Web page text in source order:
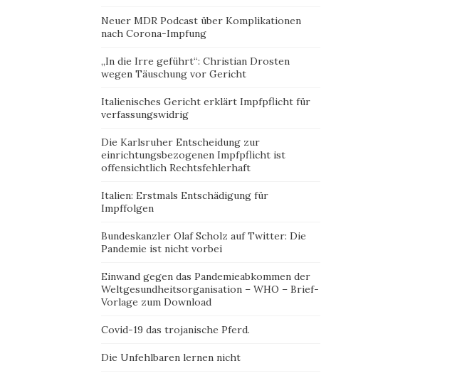
Neuer MDR Podcast über Komplikationen
nach Corona-Impfung
„In die Irre geführt“: Christian Drosten
wegen Täuschung vor Gericht
Italienisches Gericht erklärt Impfpflicht für
verfassungswidrig
Die Karlsruher Entscheidung zur
einrichtungsbezogenen Impfpflicht ist
offensichtlich Rechtsfehlerhaft
Italien: Erstmals Entschädigung für
Impffolgen
Bundeskanzler Olaf Scholz auf Twitter: Die
Pandemie ist nicht vorbei
Einwand gegen das Pandemieabkommen der
Weltgesundheitsorganisation – WHO – Brief-
Vorlage zum Download
Covid-19 das trojanische Pferd.
Die Unfehlbaren lernen nicht